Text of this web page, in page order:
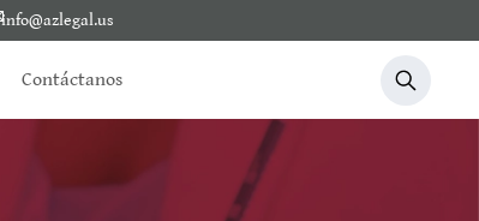
info@azlegal.us
Contáctanos